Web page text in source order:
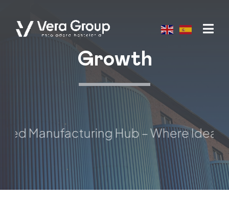
content
Growth
Manufacturing Hub – Where Ideas